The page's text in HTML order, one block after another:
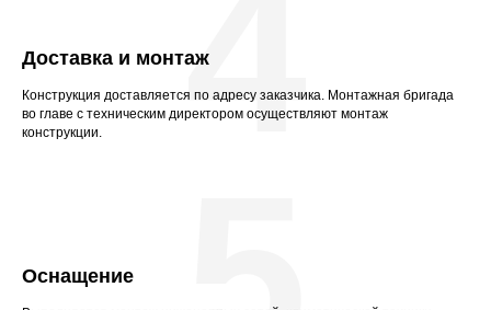
Доставка и монтаж
Конструкция доставляется по адресу заказчика. Монтажная бригада
во главе с техническим директором осуществляют монтаж
конструкции.
4
Оснащение